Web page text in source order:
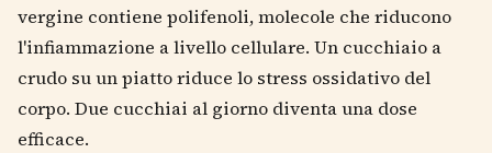
vergine contiene polifenoli, molecole che riducono
l'infiammazione a livello cellulare. Un cucchiaio a
crudo su un piatto riduce lo stress ossidativo del
corpo. Due cucchiai al giorno diventa una dose
efficace.